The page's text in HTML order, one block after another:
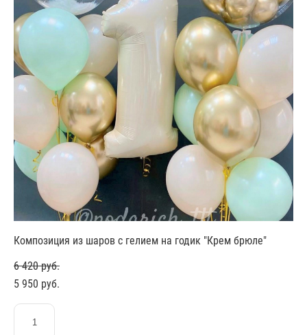
Композиция из шаров с гелием на годик "Крем брюле"
6 420 pуб.
5 950 pуб.